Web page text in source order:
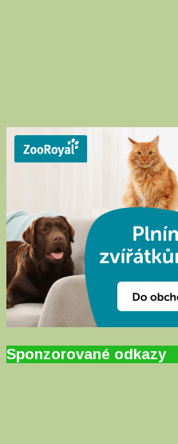
Sponzorované odkazy